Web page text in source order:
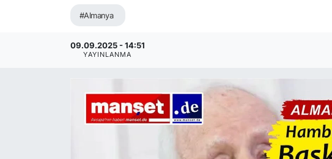
#Almanya
09.09.2025 - 14:51
YAYINLANMA
EKONOMİ
SİYASET
Haber Arşivi